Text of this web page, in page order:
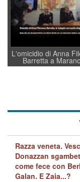
L'omicidio di Anna
Barretta a
indagini dei
Lavarra: più
quelle di... Barbara
Razza veneta.
Donazzan
come fece con
Galan. E Zaia...?